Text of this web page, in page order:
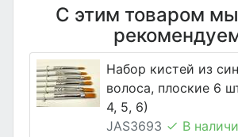
С этим товаром
Набор кистей из
волоса, плоские 6
4, 5, 6)
JAS3693
В